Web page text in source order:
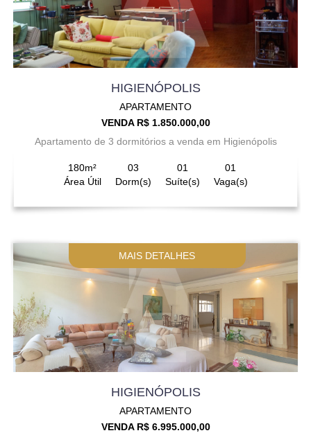
HIGIENÓPOLIS
APARTAMENTO
VENDA R$ 1.850.000,00
Apartamento de 3 dormitórios a venda em Higienópolis
180m²
Área Útil
03
Dorm(s)
01
Suíte(s)
01
Vaga(s)
MAIS DETALHES
HIGIENÓPOLIS
APARTAMENTO
VENDA R$ 6.995.000,00